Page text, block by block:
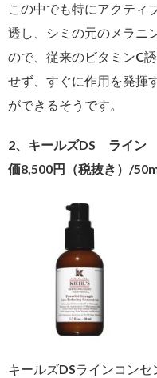
この中でも特にアクティ
透し、シミの元のメラニ
ので、従来のビタミンC
せず、すぐに作用を発揮
ができるそうです。
2、キールズDS ライン
価8,500円（税抜き）/
キールズDSラインコン